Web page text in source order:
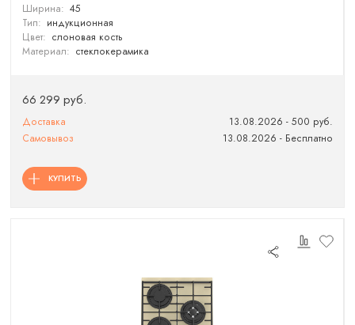
Ширина: 45
Тип: индукционная
Цвет: слоновая кость
Материал: стеклокерамика
66 299 руб.
Доставка
13.08.2026 - 500 руб.
Самовывоз
13.08.2026 - Бесплатно
КУПИТЬ